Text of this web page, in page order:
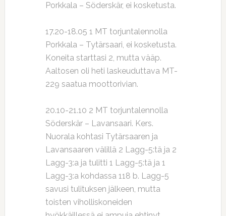
Porkkala – Söderskär, ei kosketusta.
17.20-18.05 1 MT torjuntalennolla
Porkkala – Tytärsaari, ei kosketusta.
Koneita starttasi 2, mutta vääp.
Aaltosen oli heti laskeuduttava MT-
229 saatua moottorivian.
20.10-21.10 2 MT torjuntalennolla
Söderskär – Lavansaari. Kers.
Nuorala kohtasi Tytärsaaren ja
Lavansaaren välillä 2 Lagg-5:tä ja 2
Lagg-3:a ja tulitti 1 Lagg-5:tä ja 1
Lagg-3:a kohdassa 118 b. Lagg-5
savusi tulituksen jälkeen, mutta
toisten viholliskoneiden